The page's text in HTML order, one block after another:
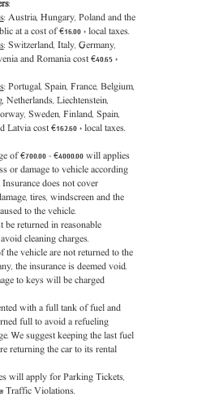
:
: Austria, Hungary, Poland and the
at a cost of €16.00 + local taxes.
: Switzerland, Italy, Germany,
and Romania cost €40.65 +
: Portugal, Spain, France, Belgium,
Netherlands, Liechtenstein,
Sweden, Finland, Spain,
Latvia cost €162.60 + local taxes.
of €700.00 - €4000.00 will applies
or damage to vehicle according
Insurance does not cover
tires, windscreen and the
to the vehicle.
be returned in reasonable
cleaning charges.
the vehicle are not returned to the
the insurance is deemed void.
to keys will be charged
with a full tank of fuel and
full to avoid a refueling
We suggest keeping the last fuel
returning the car to its rental
will apply for Parking Tickets,
Traffic Violations.